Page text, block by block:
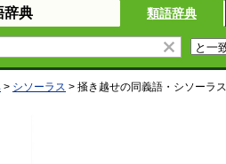
辞典 類語辞典
> シソーラス > 掻き越せの同義語・シソーラス